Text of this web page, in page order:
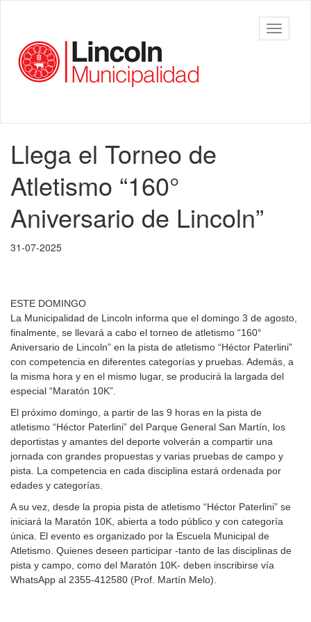
principalde Lincoln
barra
Contenido
principal
Llega el Torneo de
Atletismo “160°
Aniversario de Lincoln”
31-07-2025
ESTE DOMINGO
La Municipalidad de Lincoln informa que el domingo 3 de agosto,
finalmente, se llevará a cabo el torneo de atletismo “160°
Aniversario de Lincoln” en la pista de atletismo “Héctor Paterlini”
con competencia en diferentes categorías y pruebas. Además, a
la misma hora y en el mismo lugar, se producirá la largada del
especial “Maratón 10K”.
El próximo domingo, a partir de las 9 horas en la pista de
atletismo “Héctor Paterlini” del Parque General San Martín, los
deportistas y amantes del deporte volverán a compartir una
jornada con grandes propuestas y varias pruebas de campo y
pista. La competencia en cada disciplina estará ordenada por
edades y categorías.
A su vez, desde la propia pista de atletismo “Héctor Paterlini” se
iniciará la Maratón 10K, abierta a todo público y con categoría
única. El evento es organizado por la Escuela Municipal de
Atletismo. Quienes deseen participar -tanto de las disciplinas de
pista y campo, como del Maratón 10K- deben inscribirse vía
WhatsApp al 2355-412580 (Prof. Martín Melo).